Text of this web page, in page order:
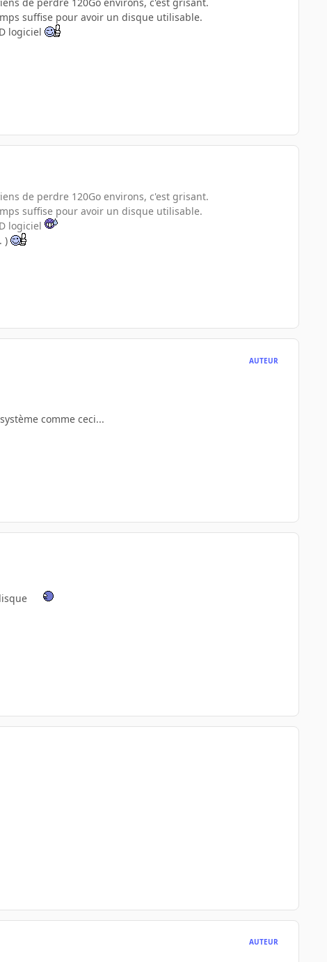
suffise pour avoir un disque utilisable.
logiciel
de perdre 120Go environs, c'est grisant.
suffise pour avoir un disque utilisable.
logiciel
)
AUTEUR
comme ceci...
AUTEUR